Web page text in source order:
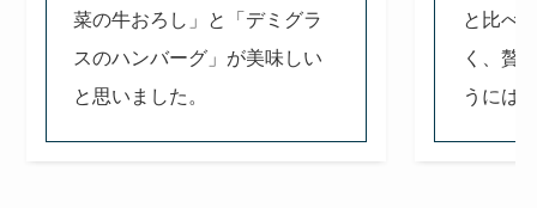
菜の牛おろし」と「デミグラ
スのハンバーグ」が美味しい
と思いました。
と比べ
く、贅
うには